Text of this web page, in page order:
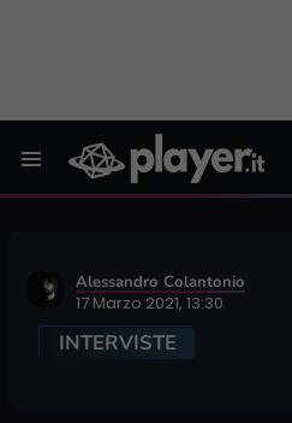
Alessandro Colantonio
17 Marzo 2021, 13:30
INTERVISTE